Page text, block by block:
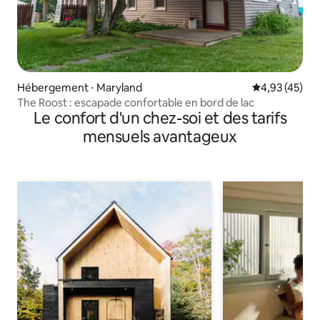
Hébergement ⋅ Maryland Évaluation
4,93 (45)
The Roost : escapade confortable en bord de lac
Le confort d'un chez-soi et des tarifs
mensuels avantageux